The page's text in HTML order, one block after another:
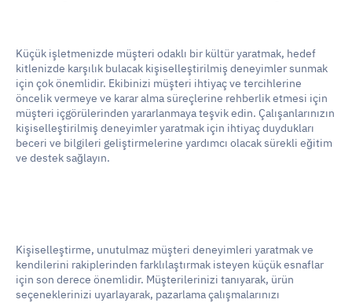
Küçük işletmenizde müşteri odaklı bir kültür yaratmak, hedef
kitlenizde karşılık bulacak kişiselleştirilmiş deneyimler sunmak
için çok önemlidir. Ekibinizi müşteri ihtiyaç ve tercihlerine
öncelik vermeye ve karar alma süreçlerine rehberlik etmesi için
müşteri içgörülerinden yararlanmaya teşvik edin. Çalışanlarınızın
kişiselleştirilmiş deneyimler yaratmak için ihtiyaç duydukları
beceri ve bilgileri geliştirmelerine yardımcı olacak sürekli eğitim
ve destek sağlayın.
Kişiselleştirme, unutulmaz müşteri deneyimleri yaratmak ve
kendilerini rakiplerinden farklılaştırmak isteyen küçük esnaflar
için son derece önemlidir. Müşterilerinizi tanıyarak, ürün
seçeneklerinizi uyarlayarak, pazarlama çalışmalarınızı